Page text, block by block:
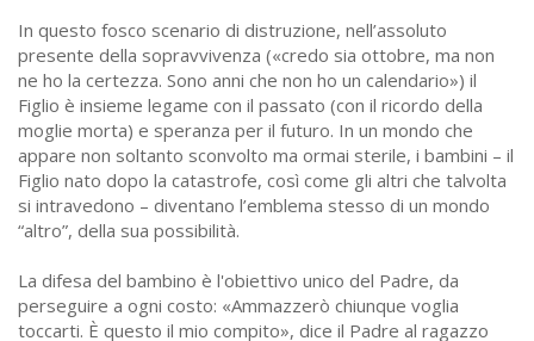
In questo fosco scenario di distruzione, nell’assoluto
presente della sopravvivenza («credo sia ottobre, ma non
ne ho la certezza. Sono anni che non ho un calendario») il
Figlio è insieme legame con il passato (con il ricordo della
moglie morta) e speranza per il futuro. In un mondo che
appare non soltanto sconvolto ma ormai sterile, i bambini – il
Figlio nato dopo la catastrofe, così come gli altri che talvolta
si intravedono – diventano l’emblema stesso di un mondo
“altro”, della sua possibilità.
La difesa del bambino è l'obiettivo unico del Padre, da
perseguire a ogni costo: «Ammazzerò chiunque voglia
toccarti. È questo il mio compito», dice il Padre al ragazzo